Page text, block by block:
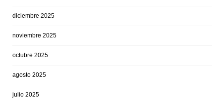
diciembre 2025
noviembre 2025
octubre 2025
agosto 2025
julio 2025